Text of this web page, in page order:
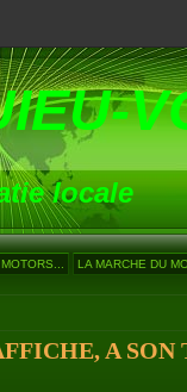
locale
LA MARCHE DU
A SON